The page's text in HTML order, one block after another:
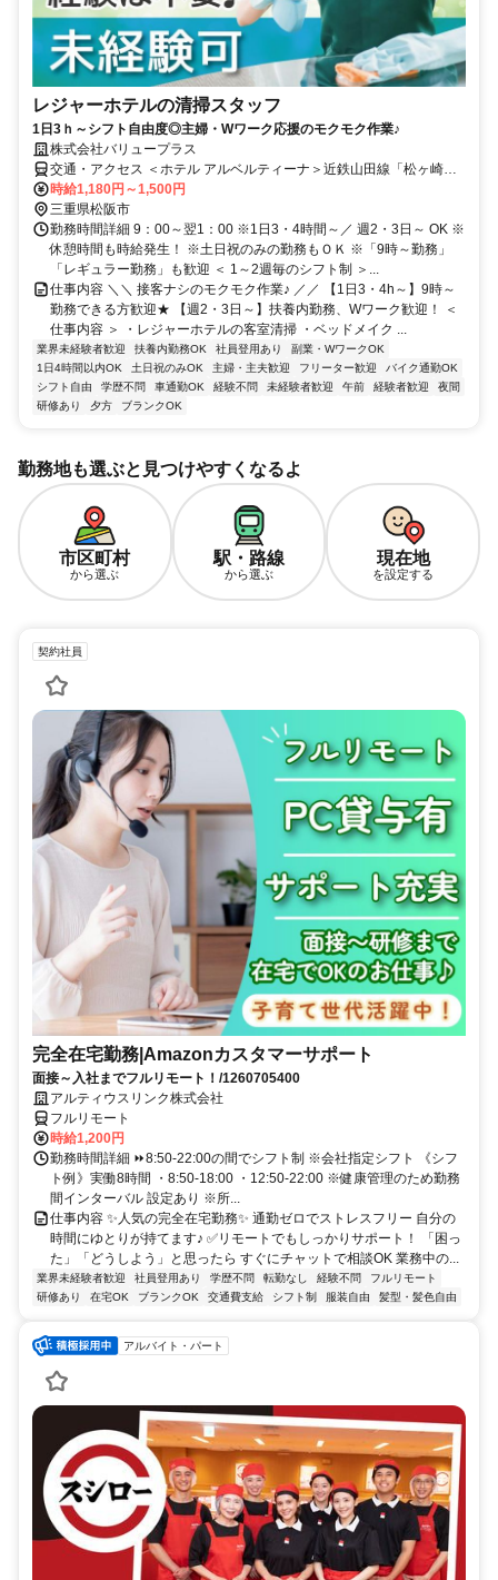
レジャーホテルの清掃スタッフ
1日3ｈ～シフト自由度◎主婦・Wワーク応援のモクモク作業♪
株式会社バリュープラス
交通・アクセス ＜ホテル アルベルティーナ＞近鉄山田線「松ヶ崎」
駅より徒歩3分
時給1,180円～1,500円
三重県松阪市
勤務時間詳細 9：00～翌1：00 ※1日3・4時間～／ 週2・3日～ OK ※
休憩時間も時給発生！ ※土日祝のみの勤務もＯＫ ※「9時～勤務」
「レギュラー勤務」も歓迎 ＜ 1～2週毎のシフト制 ＞...
仕事内容 ＼＼ 接客ナシのモクモク作業♪ ／／ 【1日3・4h～】9時～
勤務できる方歓迎★ 【週2・3日～】扶養内勤務、Wワーク歓迎！ ＜
仕事内容 ＞ ・レジャーホテルの客室清掃 ・ベッドメイク ...
業界未経験者歓迎 扶養内勤務OK 社員登用あり
副業・WワークOK
1日4時間以内OK
土日祝のみOK 主婦・主夫歓迎 フリーター歓迎
バイク通勤OK
シフト自由
学歴不問 車通勤OK 経験不問 未経験者歓迎 午前 経験者歓迎
夜間
研修あり
夕方 ブランクOK
勤務地も選ぶと見つけやすくなるよ
市区町村
から選ぶ
駅・路線
から選ぶ
現在地
を設定する
契約社員
完全在宅勤務|Amazonカスタマーサポート
面接～入社までフルリモート！/1260705400
アルティウスリンク株式会社
フルリモート
時給1,200円
勤務時間詳細 ⏩8:50-22:00の間でシフト制 ※会社指定シフト 《シフ
ト例》実働8時間 ・8:50-18:00 ・12:50-22:00 ※健康管理のため勤務
間インターバル 設定あり ※所...
仕事内容 ✨人気の完全在宅勤務✨ 通勤ゼロでストレスフリー 自分の
時間にゆとりが持てます♪ ✅リモートでもしっかりサポート！ 「困っ
た」「どうしよう」と思ったら すぐにチャットで相談OK 業務中の...
業界未経験者歓迎 社員登用あり 学歴不問 転勤なし 経験不問
フルリモート
研修あり
在宅OK ブランクOK 交通費支給 シフト制 服装自由 髪型・髪色自由
アルバイト・パート